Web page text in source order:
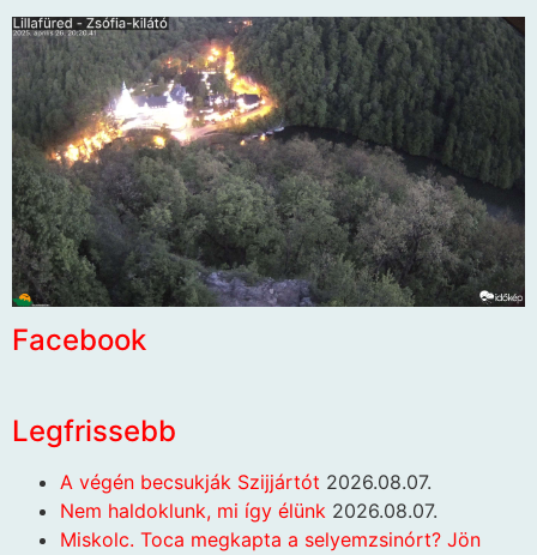
Facebook
Legfrissebb
A végén becsukják Szijjártót 2026.08.07.
Nem haldoklunk, mi így élünk 2026.08.07.
Miskolc. Toca megkapta a selyemzsinórt? Jön